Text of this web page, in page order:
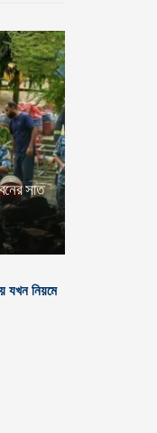
সাত
যখন নিয়মে